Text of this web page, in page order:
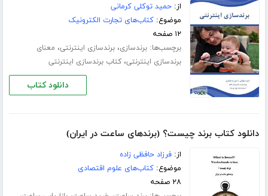
از:حمید توکلی کرمانی
موضوع:کتاب‌های تجارت الکترونیک
۱۲ صفحه
برچسب‌ها:برندسازی،برندسازی اینترنتی، معنای
برندسازی اینترنتی،کتاب برندسازی اینترنتی
دانلود کتاب
دانلود کتاب برند چیست؟ (برندهای ساعت در ایران)
از:فرزاد حافظی زاده
موضوع:کتاب‌های علوم اقتصادی
۲۸ صفحه